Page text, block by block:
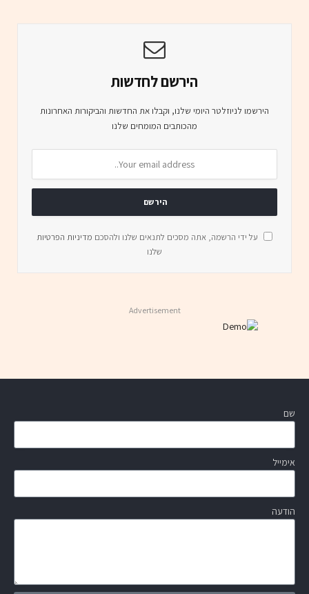
הירשם לחדשות
הירשמו לניוזלטר היומי שלנו, וקבלו את החדשות והביקורות האחרונות
מהכותבים המומחים שלנו
על ידי הרשמה, אתה מסכים לתנאים שלנו ולהסכם מדיניות הפרטיות
שלנו
Advertisement
שם
אימייל
הודעה